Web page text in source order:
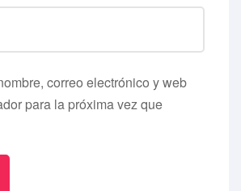
correo electrónico y web
para la próxima vez que